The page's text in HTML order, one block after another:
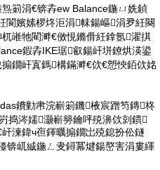
箣涓€锛孨ew Balance鍦ㄩ姺鍞
閬嬪嫊椤炵洰涓帓鍚嶇涓夛紝闋
嶉牠閵溿€傚悓鏅傦紝鎿氬濯掑
鍜孨IKE琚叡鍚屽垪鐐烘渶鍙
鐗屽寘鎷構鏋溿€佽€愬悏銆佽姳
鐨勭帇浣嶄箣鐖棭宸蹭笉鏄柊
捣涔嬬灏嶄簩鑰呯殑濞佽剠鏆
湅鍏ч亱鍕曞搧鐗岀殑鎴扮伀鐩
锛屼絾鍦ㄥ叏鐞冪煡鍚嶅害涓婁緷